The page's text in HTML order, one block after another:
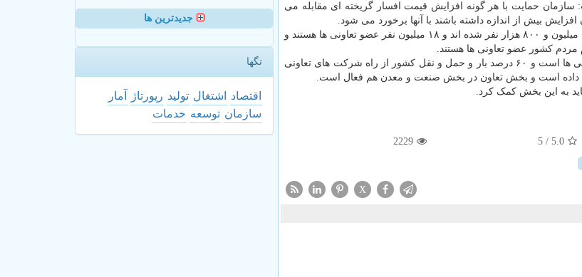
سازمان حمایت با هر گونه افزایش قیمت افسار گریخته ای مقابله می
افزایش بیش از اندازه داشته باشند با آنها برخورد می شود.
در دامه رئیس اتاق تعاون ایران اظهار داشت: تعاونی ها باعث اشتغال یک میلیون و ۸۰۰ هزار نفر شده اند و ۱۸ میلیون نفر عضو تعاونی ها هستند و
«بهمن عبداللهی» اظهار داشت: ۷۰ درصد بخش کشاورزی در دست تعاونی ها است و ۶۰ درصد بار و حمل و نقل کشور از راه شرکت های تعاونی
به این بخش کمک کرد.
5.0
/ 5
2229
X
جدیدترین ها
تگها
اقتصاد اشتغال تولید رپورتاژ
آمار
سازمان توسعه خدمات